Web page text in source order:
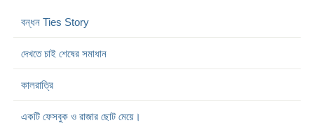
বন্ধন Ties Story
দেখতে চাই শেষের সমাধান
কালরাত্রি
একটি ফেসবুক ও রাজার ছোট মেয়ে।